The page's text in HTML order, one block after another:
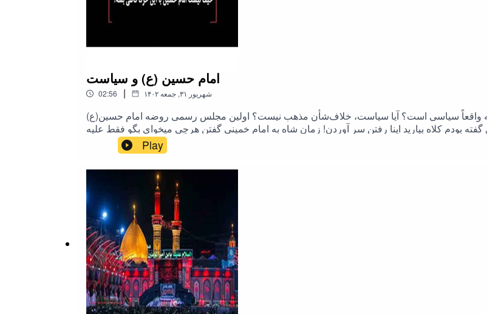
امام حسین (ع) و سیاست
02:56 | ۱۴۰۲ شهریور ۳۱, جمعه
واقعاً سیاسی است؟ آیا سیاست، خلاف‌شأن مذهب نیست؟ اولین مجلس رسمی روضه امام حسین(ع)
بودم کلاه بیارید اینا رفتن سر آوردن! زمان شاه به امام خمینی گفتن هرچی میخوای بگو فقط علیه
اصلا حرفی ندارملطفا این فایل صوتی را با یکی از دوستاتون هم به اشتراک بگذارید.مأخذ ویدیویی این
فایل صوتی در پیام رسان ایتا:@rahimpoor_azghadi#طرحی_برای_فردا #رحیم_پور_ازغدی #اسلام #محرم #امام_حسین #عاشورا #کربلا #انقلاب #امام_خمینی
#سیاست
Play